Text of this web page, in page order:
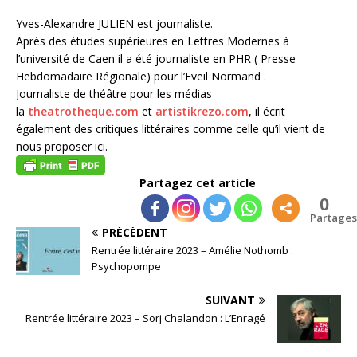
Yves-Alexandre JULIEN est journaliste.
Après des études supérieures en Lettres Modernes à
l’université de Caen il a été journaliste en PHR ( Presse
Hebdomadaire Régionale) pour l’Eveil Normand .
Journaliste de théâtre pour les médias
la theatrotheque.com et artistikrezo.com, il écrit
également des critiques littéraires comme celle qu’il vient de
nous proposer ici.
Partagez cet article
0
Partages
PRÉCÉDENT
Rentrée littéraire 2023 – Amélie Nothomb :
Psychopompe
SUIVANT
Rentrée littéraire 2023 – Sorj Chalandon : L’Enragé